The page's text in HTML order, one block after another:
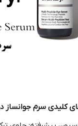
کلیدی سرم جوانساز